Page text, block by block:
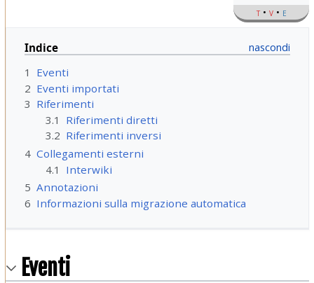
t v e
Indice
1
Eventi
2 Eventi importati
3 Riferimenti
3.1
Riferimenti diretti
3.2 Riferimenti inversi
4 Collegamenti esterni
4.1
Interwiki
5 Annotazioni
6 Informazioni sulla migrazione automatica
Eventi